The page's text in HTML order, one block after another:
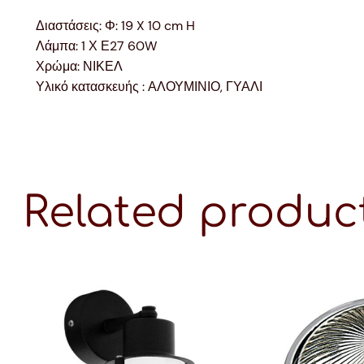
Διαστάσεις: Φ: 19 X 10 cm H
Λάμπα: 1 Χ Ε27 60W
Χρώμα: ΝΙΚΕΛ
Υλικό κατασκευής : ΑΛΟΥΜΙΝΙΟ, ΓΥΑΛΙ
Related